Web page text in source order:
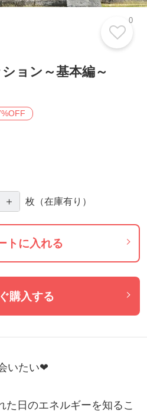
ョン～基本編～
＋ 枚 （在庫有り）
トに入れる
0
購入する
いたい❤
た日のエネルギーを知るこ